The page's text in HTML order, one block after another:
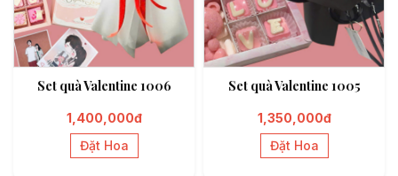
Set quà Valentine 1006
1,400,000đ
Đặt Hoa
Set quà Valentine 1005
1,350,000đ
Đặt Hoa